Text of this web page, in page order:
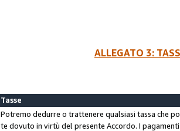
ALLEGATO 3:
Tasse
Potremo dedurre o trattenere qualsiasi tassa che
te dovuto in virtù del presente Accordo. I